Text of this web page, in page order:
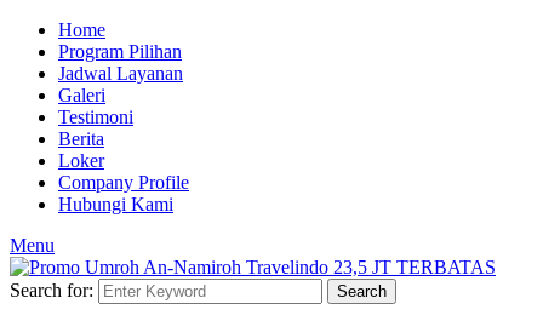
Home
Program Pilihan
Jadwal Layanan
Galeri
Testimoni
Berita
Loker
Company Profile
Hubungi Kami
Menu
Search for: Search